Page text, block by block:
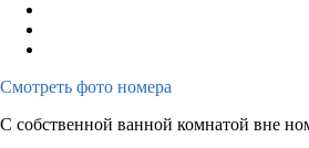
Смотреть фото номера
С собственной ванной комнатой вне